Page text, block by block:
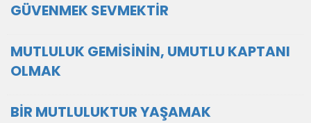
GÜVENMEK SEVMEKTİR
MUTLULUK GEMİSİNİN, UMUTLU KAPTANI
OLMAK
BİR MUTLULUKTUR YAŞAMAK